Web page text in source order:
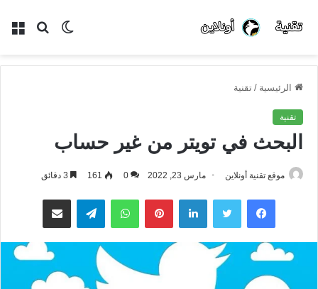
بحث الوضع
الرئيسية / تقنية
تقنية
البحث في تويتر من غير حساب
موقع تقنية أونلاين مارس 23, 2022 0
161
فيسبوك تويتر لينكدإن بينتيريستواتساب تيلقرام مشاركة عبر البريد